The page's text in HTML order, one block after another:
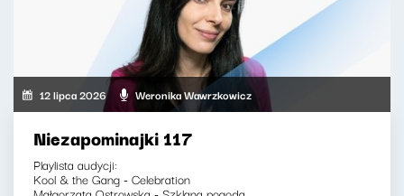
12 lipca 2026 Weronika Wawrzkowicz
Niezapominajki 117
Playlista audycji:
Kool & the Gang - Celebration